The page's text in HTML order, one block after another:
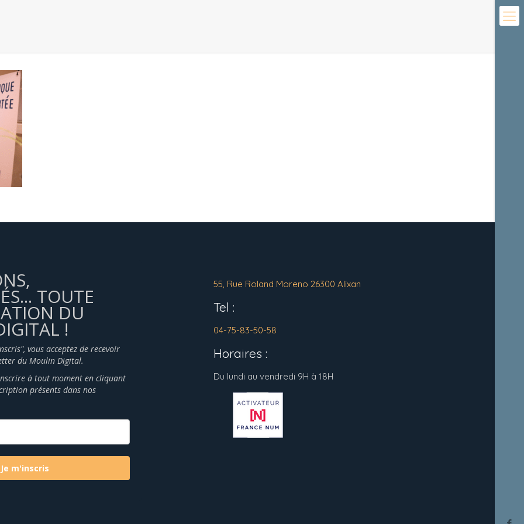
TOUTE
DU
!
vous acceptez de recevoir
du Moulin Digital.
à tout moment en cliquant
présents dans nos
Je m'inscris
55, Rue Roland Moreno 26300 Alixan
Tel :
04-75-83-50-58
Horaires :
Du lundi au vendredi 9H à 18H